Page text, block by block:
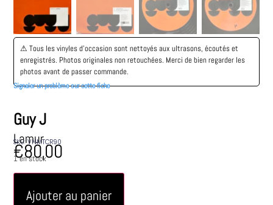
Guy J
Lamur
SKU: VNMTCR90
€80,00
1 en stock
Ajouter au panier
⚠︎ Tous les vinyles d’occasion sont nettoyés aux ultrasons, écoutés et
enregistrés. Photos originales non retouchées. Merci de bien regarder les
photos avant de passer commande.
Signaler un problème sur cette fiche